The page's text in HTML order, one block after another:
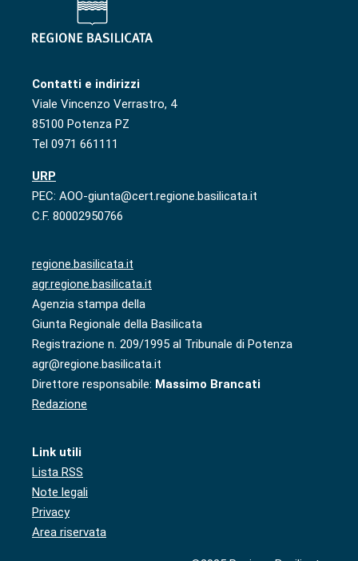
Contatti e indirizzi
Viale Vincenzo Verrastro, 4
85100 Potenza PZ
Tel 0971 661111
URP
PEC: AOO-giunta@cert.regione.basilicata.it
C.F. 80002950766
regione.basilicata.it
agr.regione.basilicata.it
Agenzia stampa della
Giunta Regionale della Basilicata
Registrazione n. 209/1995 al Tribunale di Potenza
agr@regione.basilicata.it
Direttore responsabile: Massimo Brancati
Redazione
Link utili
Lista RSS
Note legali
Privacy
Area riservata